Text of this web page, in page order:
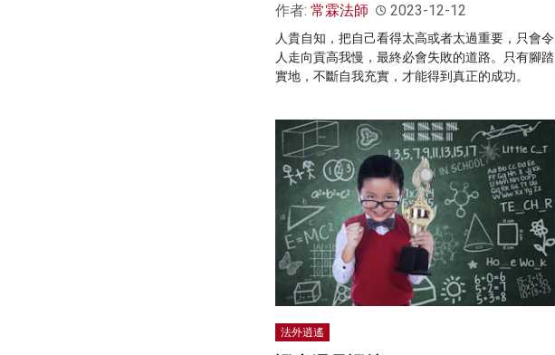
作者: 常霖法師 2023-12-12
人貴自知，把自己看得太高或者太過重要，只會令
人走向貢高我慢，最終必會失敗的道路。只有腳踏
實地，不斷自我充實，才能得到真正的成功。
法外逍遙